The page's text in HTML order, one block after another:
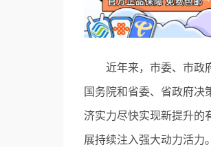
近年来，市委、市政府
国务院和省委、省政府决
济实力尽快实现新提升的
展持续注入强大动力活力